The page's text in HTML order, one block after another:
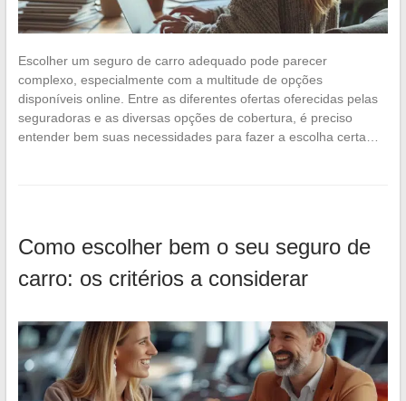
Escolher um seguro de carro adequado pode parecer
complexo, especialmente com a multitude de opções
disponíveis online. Entre as diferentes ofertas oferecidas pelas
seguradoras e as diversas opções de cobertura, é preciso
entender bem suas necessidades para fazer a escolha certa…
Como escolher bem o seu seguro de
carro: os critérios a considerar